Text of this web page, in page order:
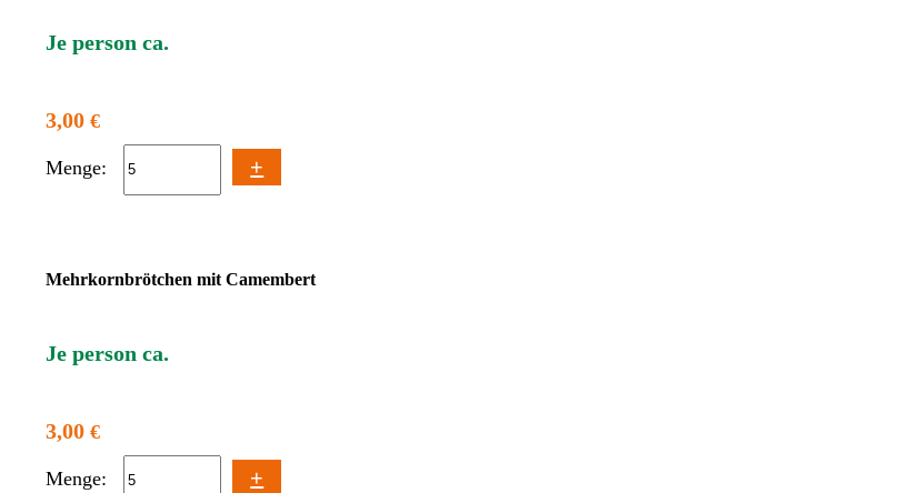
Je person ca.
3,00€
Menge: +
Mehrkornbrötchen mit Camembert
Je person ca.
3,00€
Menge: +